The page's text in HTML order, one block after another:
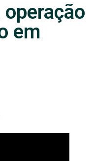
operação
em